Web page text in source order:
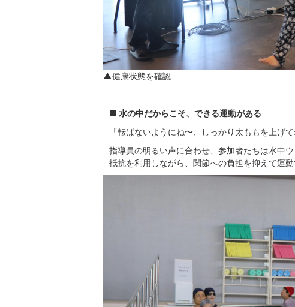
▲健康状態を確認
■ 水の中だからこそ、できる運動がある
「転ばないようにね〜、しっかり太ももを上げて
指導員の明るい声に合わせ、参加者たちは水中
抵抗を利用しながら、関節への負担を抑えて運